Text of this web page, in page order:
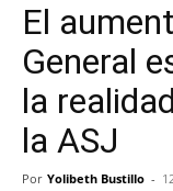
El
General
la
la ASJ
Por Yolibeth Bustillo -